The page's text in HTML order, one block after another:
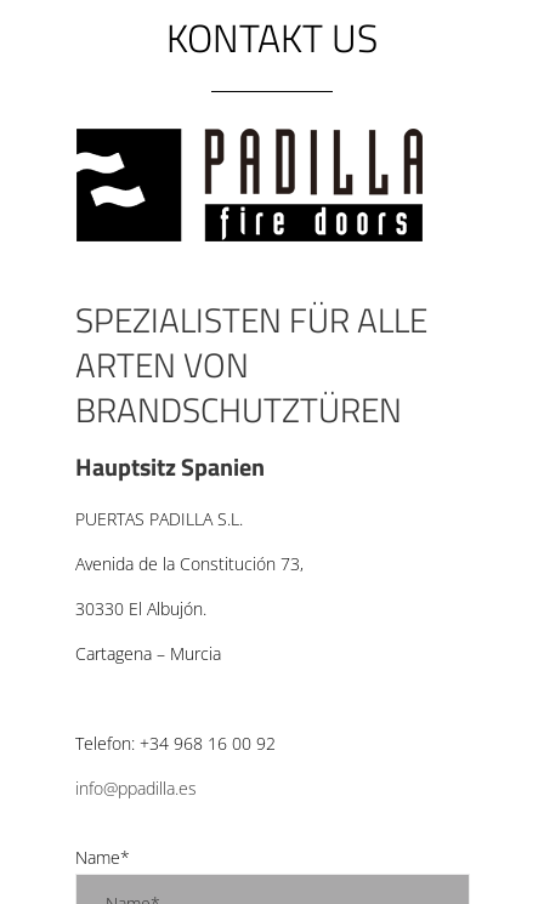
KONTAKT US
SPEZIALISTEN FÜR ALLE
ARTEN VON
BRANDSCHUTZTÜREN
Hauptsitz Spanien
PUERTAS PADILLA S.L.
Avenida de la Constitución 73,
30330 El Albujón.
Cartagena – Murcia
Telefon: +34 968 16 00 92
info@ppadilla.es
Name*